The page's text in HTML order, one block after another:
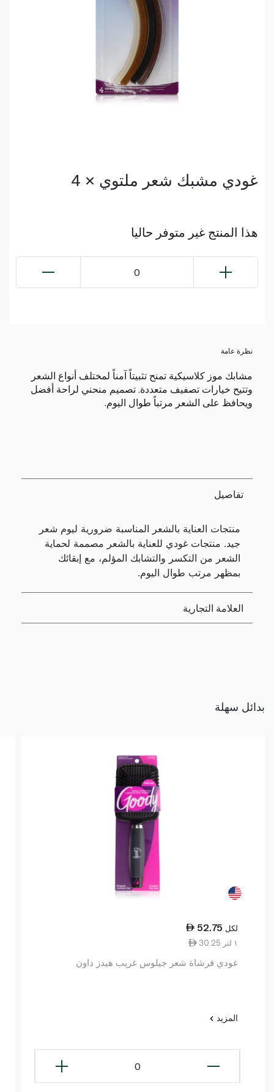
غودي مشبك شعر ملتوي × 4
هذا المنتج غير متوفر حاليا
0
نظرة عامة
مشابك موز كلاسيكية تمنح تثبيتاً آمناً لمختلف أنواع الشعر
وتتيح خيارات تصفيف متعددة. تصميم منحني لراحة أفضل
ويحافظ على الشعر مرتباً طوال اليوم.
تفاصيل
منتجات العناية بالشعر المناسبة ضرورية ليوم شعر
جيد. منتجات غودي للعناية بالشعر مصممة لحماية
الشعر من التكسر والتشابك المؤلم، مع إبقائك
بمظهر مرتب طوال اليوم.
العلامة التجارية
بدائل سهلة
52.75 لكل
30.25 ١ لتر
غودي فرشاة شعر جيلوس غريب هيدز داون
المزيد
0